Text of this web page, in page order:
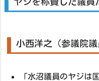
小西洋之（参議院議
「水沼議員のヤジは